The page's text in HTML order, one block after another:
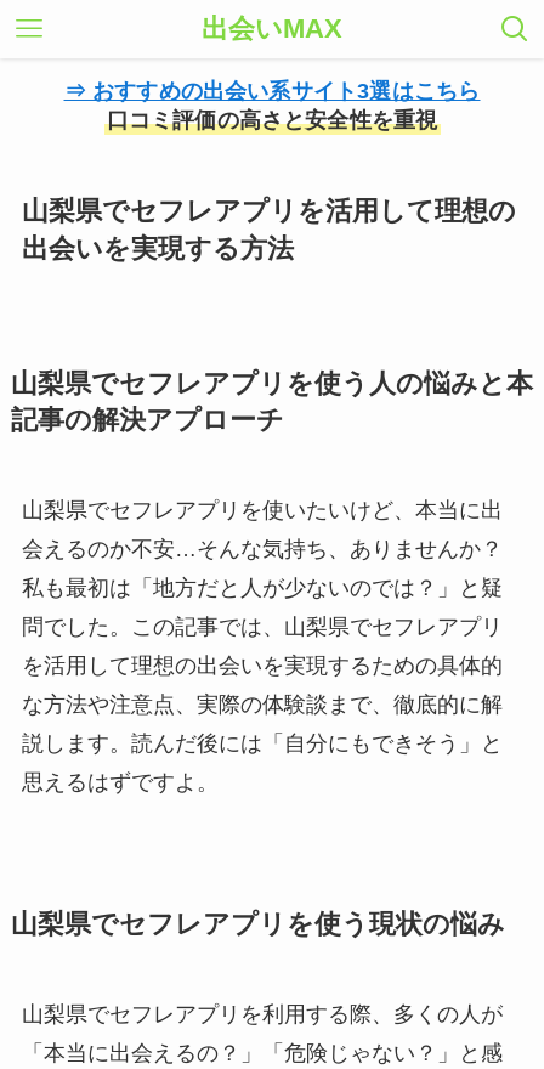
出会いMAX
⇒ おすすめの出会い系サイト3選はこちら
口コミ評価の高さと安全性を重視
山梨県でセフレアプリを活用して理想の
出会いを実現する方法
山梨県でセフレアプリを使う人の悩みと本
記事の解決アプローチ
山梨県でセフレアプリを使いたいけど、本当に出
会えるのか不安…そんな気持ち、ありませんか？
私も最初は「地方だと人が少ないのでは？」と疑
問でした。この記事では、山梨県でセフレアプリ
を活用して理想の出会いを実現するための具体的
な方法や注意点、実際の体験談まで、徹底的に解
説します。読んだ後には「自分にもできそう」と
思えるはずですよ。
山梨県でセフレアプリを使う現状の悩み
山梨県でセフレアプリを利用する際、多くの人が
「本当に出会えるの？」「危険じゃない？」と感